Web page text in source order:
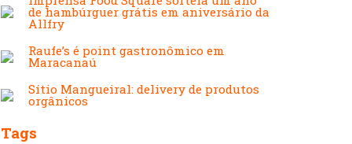
Francesa
Hamburguerias e
Sanduicherias
Japonesa e Oriental
de hambúrguer grátis em aniversário da
Allfry
Raufe’s é point gastronômico em
Maracanaú
Sítio Mangueiral: delivery de produtos
orgânicos
Tags